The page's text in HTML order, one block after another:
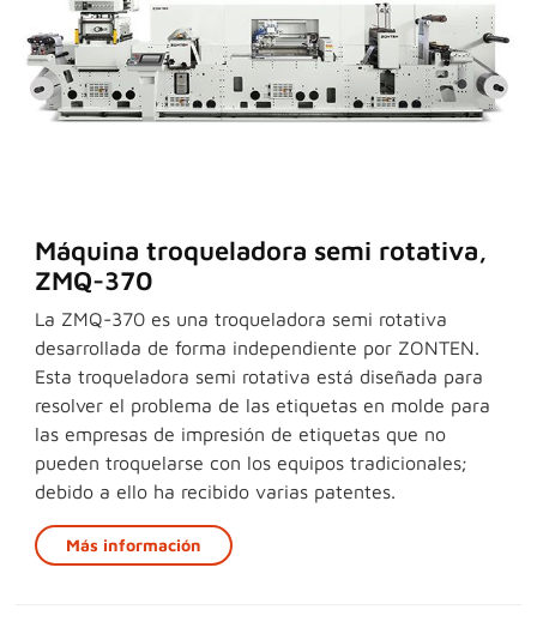
Máquina troqueladora semi rotativa,
ZMQ-370
La ZMQ-370 es una troqueladora semi rotativa
desarrollada de forma independiente por ZONTEN.
Esta troqueladora semi rotativa está diseñada para
resolver el problema de las etiquetas en molde para
las empresas de impresión de etiquetas que no
pueden troquelarse con los equipos tradicionales;
debido a ello ha recibido varias patentes.
Más información